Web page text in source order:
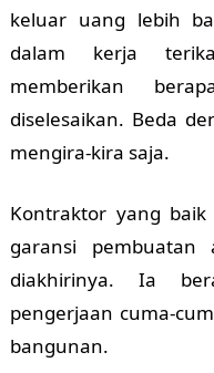
keluar uang lebih
dalam kerja
memberikan
diselesaikan. Beda
mengira-kira saja.
Kontraktor yang
garansi
diakhirinya. Ia
pengerjaan cuma-
bangunan.